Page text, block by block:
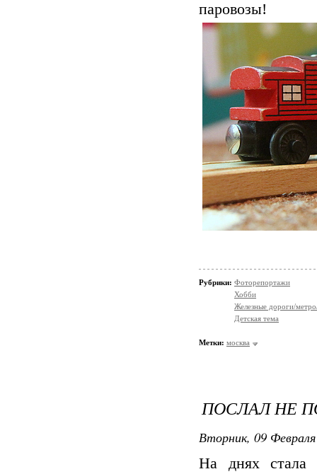
паровозы!
Рубрики: Фоторепортажи
Хобби
Железные дороги/
Детская тема
Метки: москва
ПОСЛАЛ НЕ
Вторник, 09
На днях стала